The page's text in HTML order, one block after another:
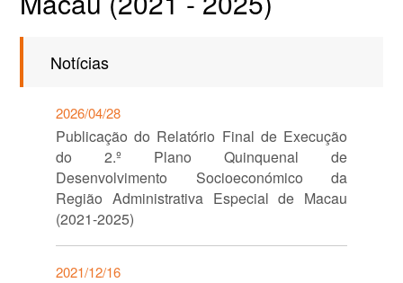
Notícias
2026/04/28
Publicação do Relatório Final de Execução
do 2.º Plano Quinquenal de
Desenvolvimento Socioeconómico da
Região Administrativa Especial de Macau
(2021-2025)
2021/12/16